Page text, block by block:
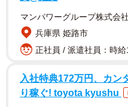
マンパワーグループ株式会社
兵庫県 姫路市
正社員 / 派遣社員：時給
入社特典172万円、カン
り稼ぐ! toyota kyushu